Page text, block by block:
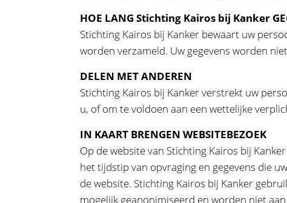
HOE LANG Stichting Kairos bij Kanker
Stichting Kairos bij Kanker bewaart uw
worden verzameld. Uw gegevens worden
DELEN MET ANDEREN
Stichting Kairos bij Kanker verstrekt uw
u, of om te voldoen aan een wettelijke
IN KAART BRENGEN WEBSITEBEZOEK
Op de website van Stichting Kairos bij
het tijdstip van opvraging en gegevens die
de website. Stichting Kairos bij Kanker
mogelijk geanonimiseerd en worden niet